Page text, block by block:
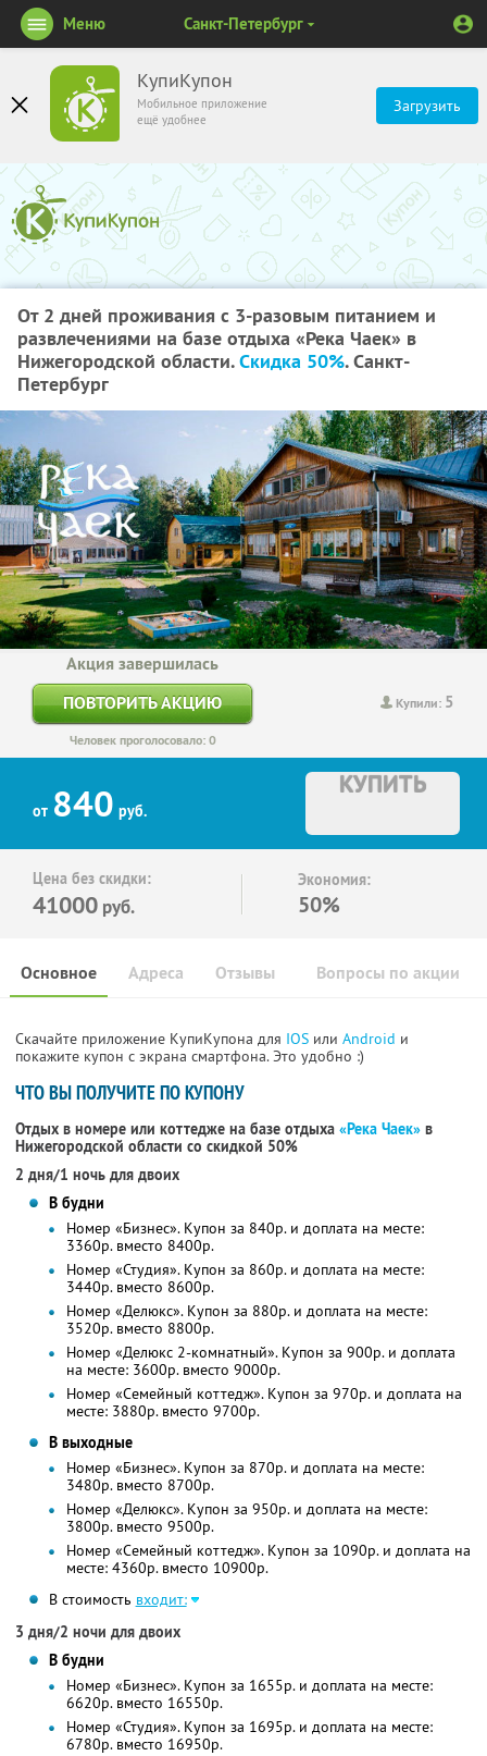
КупиКупон
Мобильное приложение
ещё удобнее
Загрузить
Меню Санкт-Петербург
От 2 дней проживания с 3-разовым питанием и
развлечениями на базе отдыха «Река Чаек» в
Нижегородской области.Скидка 50%. Санкт-
Петербург
Купили: 5
Акция завершилась
ПОВТОРИТЬ АКЦИЮ
Человек проголосовало: 0
от 840 руб.
КУПИТЬ
Цена без скидки:
41000 руб.
Экономия:
50%
Основное Отзывы Вопросы по акции
Адреса
Скачайте приложение КупиКупона для IOS или Android и
покажите купон с экрана смартфона. Это удобно :)
ЧТО ВЫ ПОЛУЧИТЕ ПО КУПОНУ
Отдых в номере или коттедже на базе отдыха «Река Чаек» в
Нижегородской области со скидкой 50%
2 дня/1 ночь для двоих
В будни
Номер «Бизнес». Купон за 840р. и доплата на месте:
3360р. вместо 8400р.
Номер «Студия». Купон за 860р. и доплата на месте:
3440р. вместо 8600р.
Номер «Делюкс». Купон за 880р. и доплата на месте:
3520р. вместо 8800р.
Номер «Делюкс 2-комнатный». Купон за 900р. и доплата
на месте: 3600р. вместо 9000р.
Номер «Семейный коттедж». Купон за 970р. и доплата на
месте: 3880р. вместо 9700р.
В выходные
Номер «Бизнес». Купон за 870р. и доплата на месте:
3480р. вместо 8700р.
Номер «Делюкс». Купон за 950р. и доплата на месте:
3800р. вместо 9500р.
Номер «Семейный коттедж». Купон за 1090р. и доплата на
месте: 4360р. вместо 10900р.
В стоимость входит:
3 дня/2 ночи для двоих
В будни
Номер «Бизнес». Купон за 1655р. и доплата на месте:
6620р. вместо 16550р.
Номер «Студия». Купон за 1695р. и доплата на месте:
6780р. вместо 16950р.